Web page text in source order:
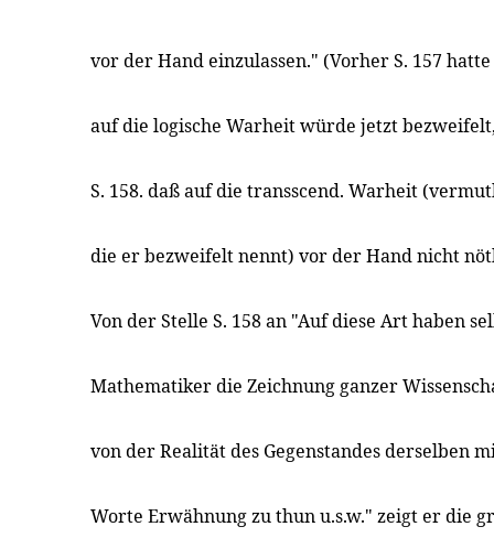
vor der Hand einzulassen." (Vorher S. 157
auf die logische Warheit würde jetzt
S. 158. daß auf die transscend. Warheit
die er bezweifelt nennt) vor der Hand nicht
Von der Stelle S. 158 an "Auf diese Art haben
Mathematiker die Zeichnung ganzer
von der Realität des Gegenstandes derselben
Worte Erwähnung zu thun u.s.w." zeigt er die